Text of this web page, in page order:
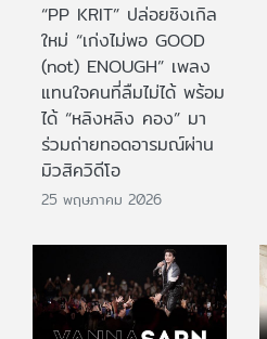
“PP KRIT” ปล่อยซิงเกิล
ใหม่ “เก่งไม่พอ GOOD
(not) ENOUGH” เพลง
แทนใจคนที่ลืมไม่ได้ พร้อม
ได้ “หลิงหลิง คอง” มา
ร่วมถ่ายทอดอารมณ์ผ่าน
มิวสิควิดีโอ
25 พฤษภาคม 2026